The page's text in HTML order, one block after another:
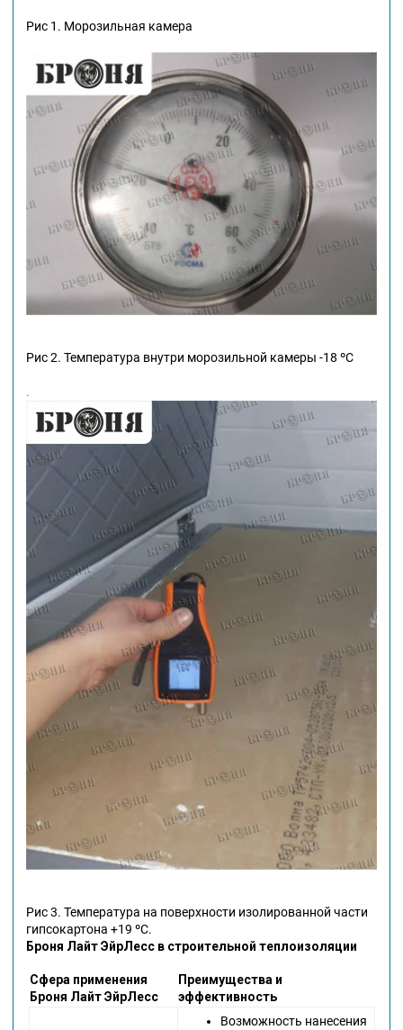
Рис 1. Морозильная камера
Рис 2. Температура внутри морозильной камеры -18 ºС
.
Рис 3. Температура на поверхности изолированной части
гипсокартона +19 ºС.
Броня Лайт ЭйрЛесс в строительной теплоизоляции
Сфера применения
Броня Лайт ЭйрЛесс
Преимущества и
эффективность
Возможность нанесения